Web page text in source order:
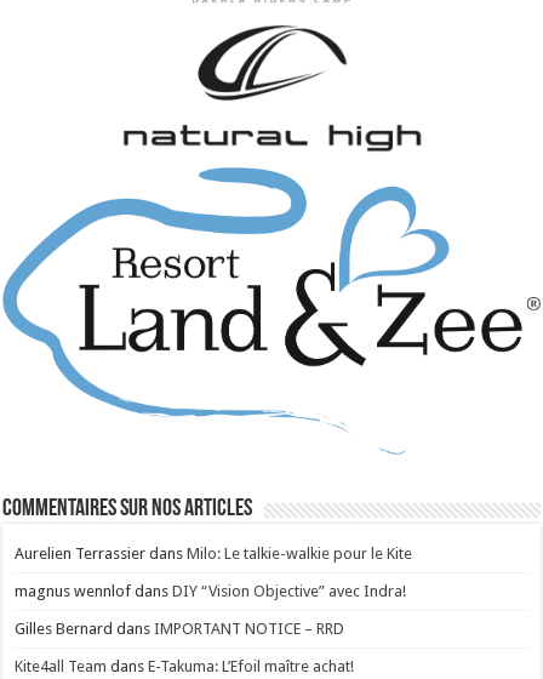
Commentaires sur nos articles
Aurelien Terrassier dansMilo: Le talkie-walkie pour le Kite
magnus wennlof dansDIY “Vision Objective” avec Indra!
Gilles Bernard dansIMPORTANT NOTICE – RRD
Kite4all Team dansE-Takuma: L’Efoil maître achat!